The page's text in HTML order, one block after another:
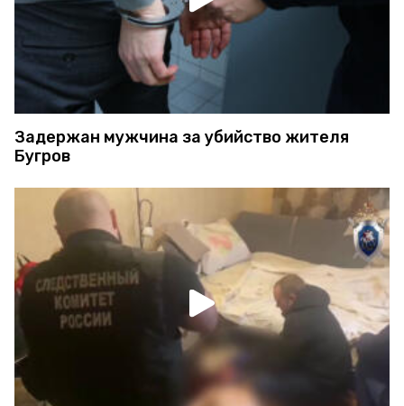
Задержан мужчина за убийство жителя
Бугров